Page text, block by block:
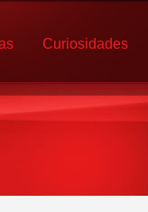
Curiosidades